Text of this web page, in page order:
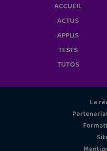
ACCUEIL
ACTUS
APPLIS
TESTS
TUTOS
La